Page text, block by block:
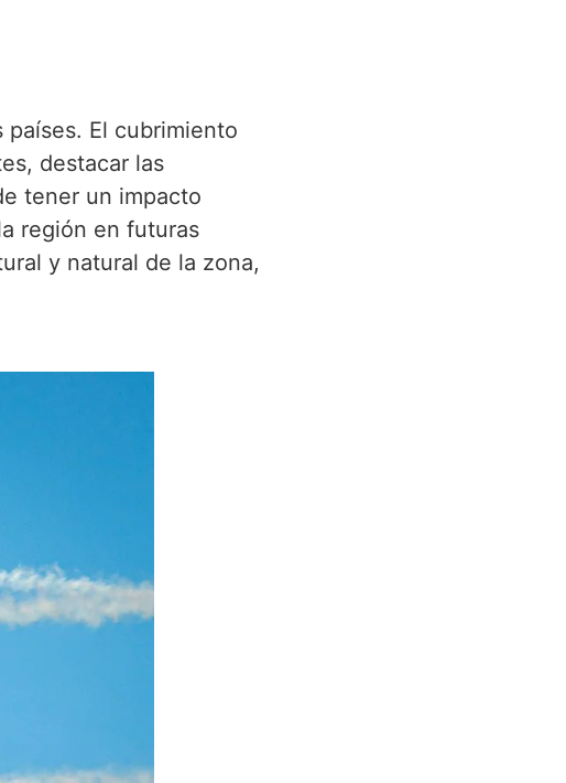
El cubrimiento
destacar las
tener un impacto
región en futuras
y natural de la zona,